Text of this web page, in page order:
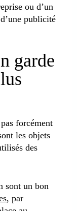
ou d’un
publicité
garde
forcément
les objets
des
sont un bon
, par